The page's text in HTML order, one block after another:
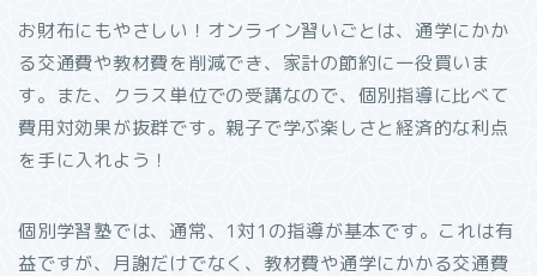
お財布にもやさしい！オンライン習いごとは、通学にかか
る交通費や教材費を削減でき、家計の節約に一役買いま
す。また、クラス単位での受講なので、個別指導に比べて
費用対効果が抜群です。親子で学ぶ楽しさと経済的な利点
を手に入れよう！
個別学習塾では、通常、1対1の指導が基本です。これは有
益ですが、月謝だけでなく、教材費や通学にかかる交通費